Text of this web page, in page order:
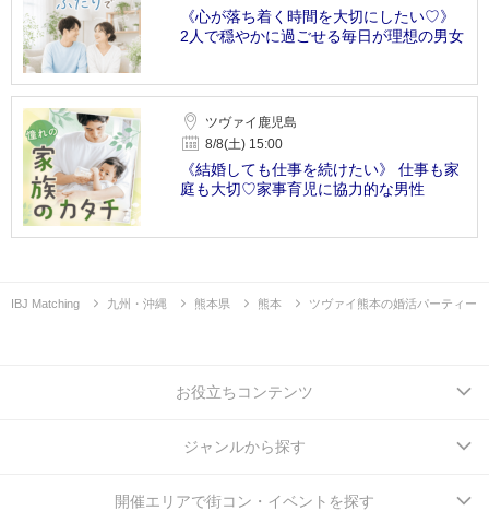
《心が落ち着く時間を大切にしたい♡》
2人で穏やかに過ごせる毎日が理想の男女
ツヴァイ鹿児島
8/8(土) 15:00
《結婚しても仕事を続けたい》 仕事も家
庭も大切♡家事育児に協力的な男性
IBJ Matching 九州・沖縄 熊本県 熊本 ツヴァイ熊本の婚活パーティー
お役立ちコンテンツ
ジャンルから探す
開催エリアで街コン・イベントを探す